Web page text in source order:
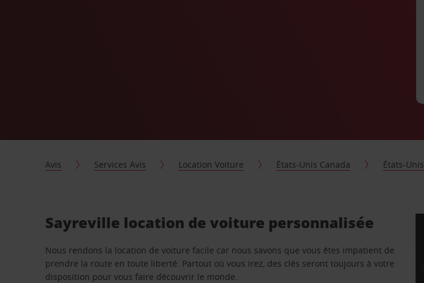
Avis Services Avis Location Voiture États-Unis Canada États-Unis
Sayreville location de voiture personnalisée
Nous rendons la location de voiture facile car nous savons que vous êtes impatient de
prendre la route en toute liberté. Partout où vous irez, des clés seront toujours à votre
disposition pour vous faire découvrir le monde.